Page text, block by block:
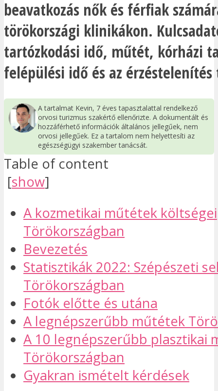
beavatkozás nők és férfiak
törökországi klinikákon.
tartózkodási idő, műtét, kórházi
felépülési idő és az
A tartalmat Kevin, 7 éves tapasztalattal rendelkező
orvosi turizmus szakértő ellenőrizte. A dokumentált és
hozzáférhető információk általános jellegűek, nem
orvosi jellegűek. Ez a tartalom nem helyettesíti az
egészségügyi szakember tanácsát.
Table of content
[show]
A kozmetikai műtétek költségei
Törökországban
Bevezetés
Statisztikák 2022: Szépészeti
Törökországban
Fotók előtte és utána
A legnépszerűbb műtétek
A 10 legnépszerűbb plasztikai
Törökországban
Gyakran ismételt kérdések